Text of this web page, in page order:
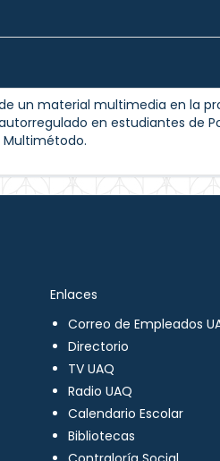
un material multimedia en la
en estudiantes de
Enlaces
Correo de Empleados
Directorio
TV UAQ
Radio UAQ
Calendario Escolar
Bibliotecas